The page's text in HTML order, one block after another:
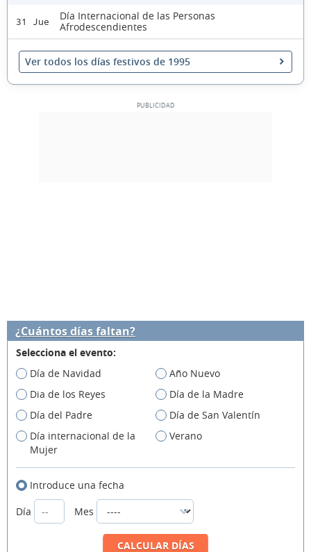
31 Jue
Día Internacional de las Personas
Afrodescendientes
Ver todos los días festivos de 1995
¿Cuántos días faltan?
Selecciona el evento:
Día de Navidad
Año Nuevo
Dia de los Reyes
Día de la Madre
Día del Padre
Día de San Valentín
Día internacional de la
Mujer
Verano
Introduce una fecha
Día
Mes